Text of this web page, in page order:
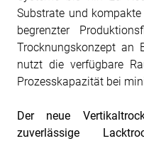
Substrate und
begrenzter
Trocknungskonzept an
nutzt die verfügbare
Prozesskapazität bei
Der neue
zuverlässige